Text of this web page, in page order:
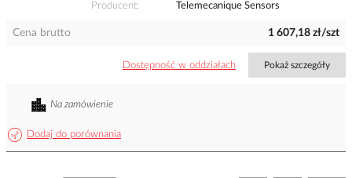
Producent
Telemecanique Sensors
Cena brutto 1 607,18 zł/szt
Dostępność w oddziałach Pokaż szczegóły
Dodaj do porównania
Na zamówienie